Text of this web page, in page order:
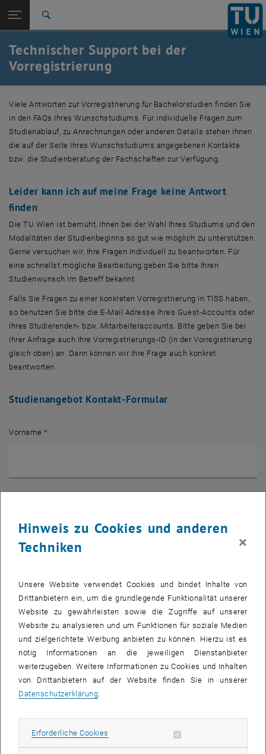
TU Login
Quicklinks
Quicklinks-Menü umschalten
Studium
International
Karriere
Zur 1. Menü Ebene
Studium
Zurück: Subseiten von Studienangebot auflisten
Zurück zur letzten Ebene:
Studienangebot
Vorregistrierungs-Support
Technischer Support bei der
Vorregistrierung
Viele Antworten zur Vorregistrierung für Bachelorstudien finden Sie
in den FAQs Ihres Wunschstudiums. Für individuelle Fragen zum
Studienablauf, zu Anrechnungen oder anderen Details stehen Ihnen
die auf der Seite Ihres Wunschstudiums angegebenen Kontakte
bzw. die Studienberatung der Fachschaften zur Verfügung.
Leider kann ich auf meine Frage keine Antwort
finden
Die TU Wien ist bemüht, Ihnen bei der Wahl Ihres Studiums und den
Modalitäten der Studienbeginns so gut wie möglich zu unterstützen.
Gerne versuchen wir, Ihre Fragen individuell zu beantworten. Für
eine schnellst mögliche Bearbeitung geben Sie bitte Ihren
Studienwunsch im Betreff bekannt.
Falls Sie Fragen zu einer konkreten Vorregistrierung in TISS haben,
so benutzen Sie bitte die E-Mail Adresse Ihres Guest-Accounts oder
Ihres Studierenden- bzw. Mitarbeiteraccounts. Bitte geben Sie bei
Ihrer Anfrage auch Ihre Vorregistrierungs-ID (in der Vorregistrierung
gleich oben) an. Dann können wir Ihre Frage auch konkret
beantworten.
Studienangebot Kontakt-Formular
Vorname *
Nachname*
Matrikelnummer / Bewerber ID
Studienart *
Studienrichtung*
Hinweis zu Cookies und anderen
Techniken
×
Unsere Website verwendet Cookies und bindet Inhalte von
Drittanbietern ein, um die grundlegende Funktionalität unserer
Website zu gewährleisten sowie die Zugriffe auf unserer
Website zu analysieren und um Funktionen für soziale Medien
und zielgerichtete Werbung anbieten zu können. Hierzu ist es
nötig Informationen an die jeweiligen Dienstanbieter
weiterzugeben. Weitere Informationen zu Cookies und Inhalten
von Drittanbietern auf der Website finden Sie in unserer
Datenschutzerklärung
Erforderliche Cookies Erforderliche Cookies zulassen